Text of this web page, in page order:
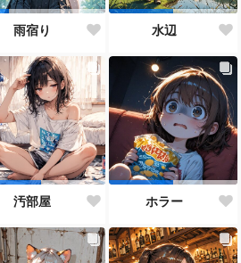
雨宿り 水辺
汚部屋 ホラー